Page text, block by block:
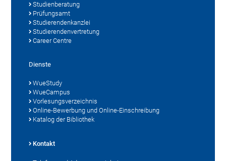
Studienberatung
Prüfungsamt
Studierendenkanzlei
Studierendenvertretung
Career Centre
Dienste
WueStudy
WueCampus
Vorlesungsverzeichnis
Online-Bewerbung und Online-Einschreibung
Katalog der Bibliothek
Kontakt